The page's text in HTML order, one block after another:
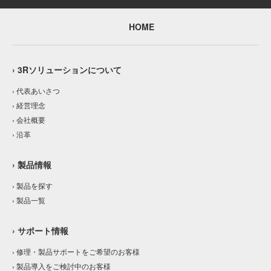
HOME
› 3Rソリューションについて
› 代表あいさつ
› 経営理念
› 会社概要
› 沿革
› 製品情報
› 製品を探す
› 製品一覧
› サポート情報
› 修理・製品サポートをご希望のお客様
› 製品導入をご検討中のお客様